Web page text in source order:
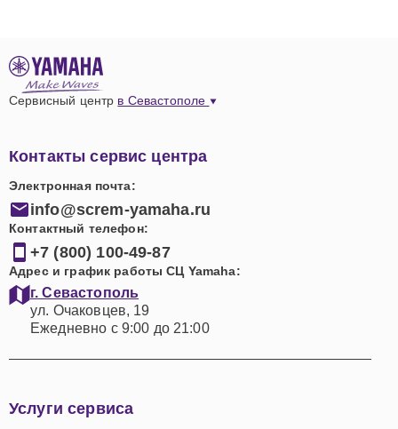
Сервисный центр в Севастополе
Контакты сервис центра
Электронная почта:
info@screm-yamaha.ru
Контактный телефон:
+7 (800) 100-49-87
Адрес и график работы СЦ Yamaha:
г. Севастополь
ул. Очаковцев, 19
Ежедневно с 9:00 до 21:00
Услуги сервиса